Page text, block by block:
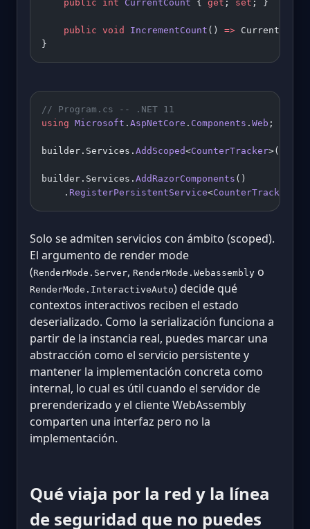
    public
int CurrentCount { get ; set ; }
    public
void IncrementCount () => CurrentCount
}
// Program.cs -- .NET 11
using Microsoft . AspNetCore . Components . Web ;
builder.Services. AddScoped<CounterTracker>();
builder.Services. AddRazorComponents ()
    .
RegisterPersistentService<CounterTracker
Solo se admiten servicios con ámbito (scoped).
El argumento de render mode
(RenderMode.Server, RenderMode.Webassembly o
RenderMode.InteractiveAuto) decide qué
contextos interactivos reciben el estado
deserializado. Como la serialización funciona a
partir de la instancia real, puedes marcar una
abstracción como el servicio persistente y
mantener la implementación concreta como
internal, lo cual es útil cuando el servidor de
prerenderizado y el cliente WebAssembly
comparten una interfaz pero no la
implementación.
Qué viaja por la red y la línea
de seguridad que no puedes